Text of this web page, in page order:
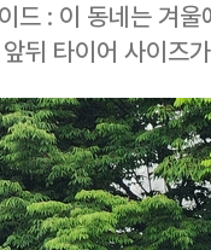
드 : 이 동네는 겨
뒤 타이어 사이즈